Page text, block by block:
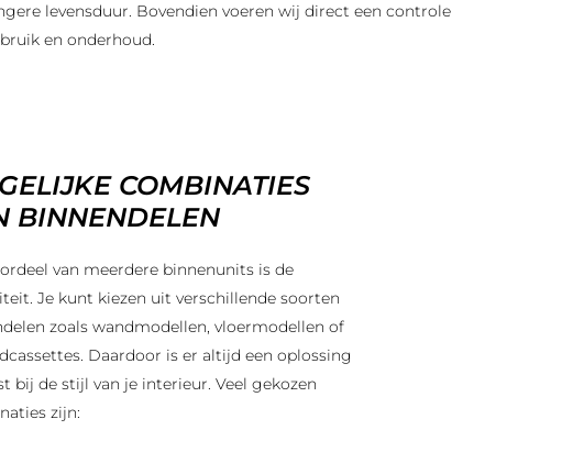
levensduur. Bovendien voeren wij direct een controle
en onderhoud.
COMBINATIES
BINNENDELEN
van meerdere binnenunits is de
Je kunt kiezen uit verschillende soorten
zoals wandmodellen, vloermodellen of
Daardoor is er altijd een oplossing
bij de stijl van je interieur. Veel gekozen
zijn: